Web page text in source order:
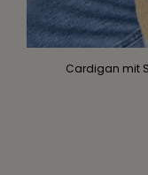
Cardigan mit